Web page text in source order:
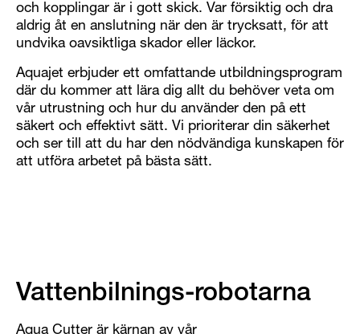
och kopplingar är i gott skick. Var försiktig och dra
aldrig åt en anslutning när den är trycksatt, för att
undvika oavsiktliga skador eller läckor.
Aquajet erbjuder ett omfattande utbildningsprogram
där du kommer att lära dig allt du behöver veta om
vår utrustning och hur du använder den på ett
säkert och effektivt sätt. Vi prioriterar din säkerhet
och ser till att du har den nödvändiga kunskapen för
att utföra arbetet på bästa sätt.
Vattenbilnings-robotarna
Aqua Cutter är kärnan av vår